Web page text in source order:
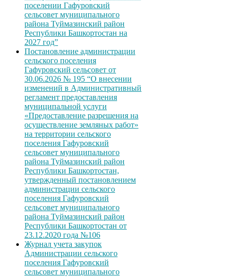
поселении Гафуровский
сельсовет муниципального
района Туймазинский район
Республики Башкортостан на
2027 год”
Постановление администрации
сельского поселения
Гафуровский сельсовет от
30.06.2026 № 195 “О внесении
изменений в Административный
регламент предоставления
муниципальной услуги
«Предоставление разрешения на
осуществление земляных работ»
на территории сельского
поселения Гафуровский
сельсовет муниципального
района Туймазинский район
Республики Башкортостан,
утвержденный постановлением
администрации сельского
поселения Гафуровский
сельсовет муниципального
района Туймазинский район
Республики Башкортостан от
23.12.2020 года №106
Журнал учета закупок
Администрации сельского
поселения Гафуровский
сельсовет муниципального